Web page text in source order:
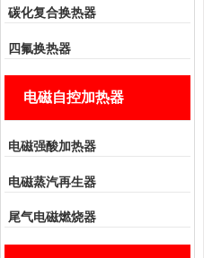
碳化复合换热器
四氟换热器
电磁自控加热器
电磁强酸加热器
电磁蒸汽再生器
尾气电磁燃烧器